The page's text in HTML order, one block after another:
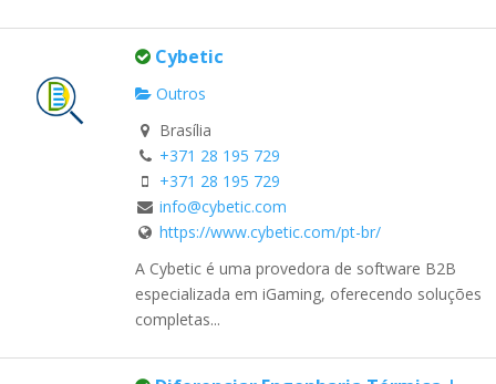
Cybetic
Outros
Brasília
+371 28 195 729
+371 28 195 729
info@cybetic.com
https://www.cybetic.com/pt-br/
A Cybetic é uma provedora de software B2B
especializada em iGaming, oferecendo soluções
completas...